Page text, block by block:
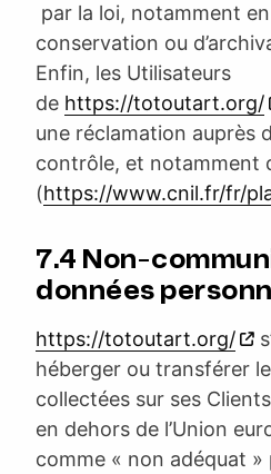
par la loi, notamment
conservation ou
Enfin, les Utilisateurs
de https://totoutart.org/
une réclamation auprès
contrôle, et notamment
(https://www.cnil.fr/fr/
7.4 Non-
données
https://totoutart.org/
héberger ou transférer
collectées sur ses
en dehors de l’Union
comme « non adéquat »